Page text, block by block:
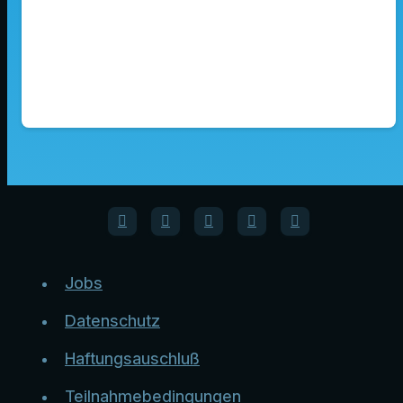
Jobs
Datenschutz
Haftungsauschluß
Teilnahmebedingungen